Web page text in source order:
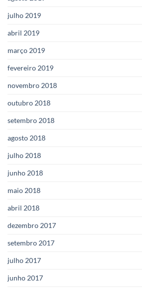
julho 2019
abril 2019
março 2019
fevereiro 2019
novembro 2018
outubro 2018
setembro 2018
agosto 2018
julho 2018
junho 2018
maio 2018
abril 2018
dezembro 2017
setembro 2017
julho 2017
junho 2017